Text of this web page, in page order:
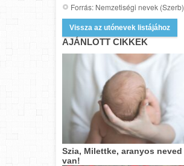
Forrás: Nemzetiségi nevek (Szerb)
Vissza az utónevek listájához
AJÁNLOTT CIKKEK
Szia, Milettke, aranyos neved
van!